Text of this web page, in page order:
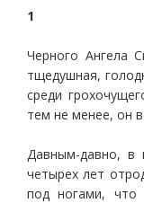
1
Черного Ангела
тщедушная,
среди
тем не менее, он
Давным-давно, в
четырех лет
под ногами, что